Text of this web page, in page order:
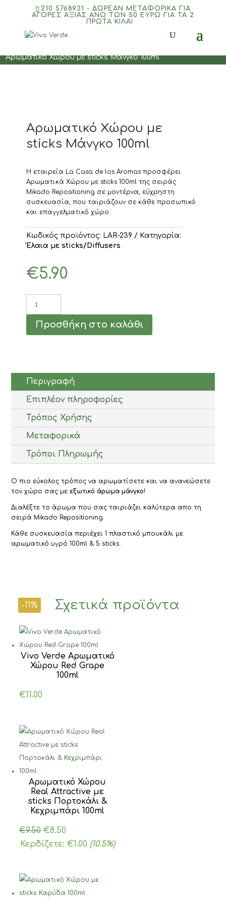
210 5768931 - ΔΩΡΕΑΝ ΜΕΤΑΦΟΡΙΚΆ ΓΙΑ
ΑΓΟΡΈΣ ΑΞΊΑΣ ΆΝΩ ΤΩΝ 50 ΕΥΡΏ ΓΙΑ ΤΑ 2
ΠΡΏΤΑ ΚΙΛΆ!
Αρωματικό Χώρου με sticks Μάνγκο 100ml
Αρωματικό Χώρου με
sticks Μάνγκο 100ml
Η εταιρεία La Casa de los Aromas προσφέρει
Αρωματικά Χώρου με sticks 100ml της σειράς
Mikado Repositioning σε μοντέρνα, εύχρηστη
συσκευασία, που ταιριάζουν σε κάθε προσωπικό
και επαγγελματικό χώρο.
Κωδικός προϊόντος: LAR-239
Κατηγορία:
Έλαια με sticks/Diffusers
€5.90
Χώρου
sticks
Προσθήκη στο καλάθι
Περιγραφή
Επιπλέον πληροφορίες
Τρόπος Χρήσης
Μεταφορικά
Τρόποι Πληρωμής
Ο πιο εύκολος τρόπος να αρωματίσετε και να ανανεώσετε
τον χώρο σας με εξωτικό άρωμα μάνγκο!
Διαλέξτε το άρωμα που σας ταιριάζει καλύτερα απο τη
σειρά Mikado Repositioning.
Κάθε συσκευασία περιέχει 1 πλαστικό μπουκάλι με
αρωματικό υγρό 100ml & 5 sticks.
Σχετικά προϊόντα
Vivo Verde Αρωματικό
Χώρου Red Grape
100ml
€11.00
-11%
Αρωματικό Χώρου
Real Attractive με
sticks Πορτοκάλι &
Κεχριμπάρι 100ml
€9.50 Original
price
€8.50
τρέχουσα
€8.50.
Κερδίζετε: €1.00 (10.5%)